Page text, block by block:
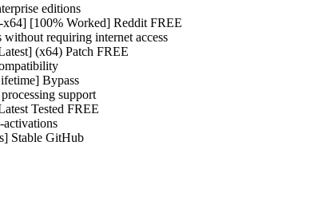
editions
[100% Worked] Reddit FREE
requiring internet access
(x64) Patch FREE
Bypass
support
Tested FREE
activations
Stable GitHub